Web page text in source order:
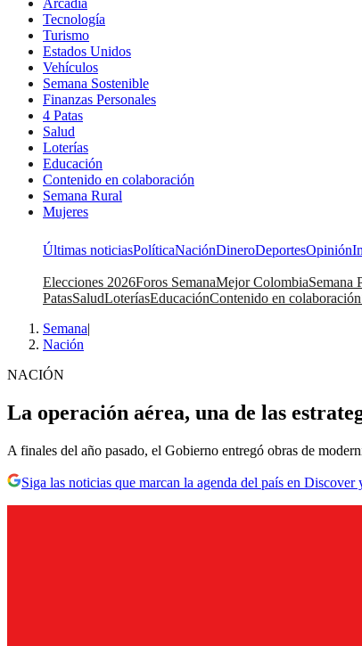
Arcadia
Tecnología
Turismo
Estados Unidos
Vehículos
Semana Sostenible
Finanzas Personales
4 Patas
Salud
Loterías
Educación
Contenido en colaboración
Semana Rural
Mujeres
Últimas noticiasPolíticaNaciónDineroDeportesOpinión
Elecciones 2026Foros SemanaMejor ColombiaSemana
PatasSaludLoteríasEducaciónContenido en colaboración
Semana|
Nación
NACIÓN
La operación aérea, una de las
A finales del año pasado, el Gobierno entregó obras de
Siga las noticias que marcan la agenda del país en Discover